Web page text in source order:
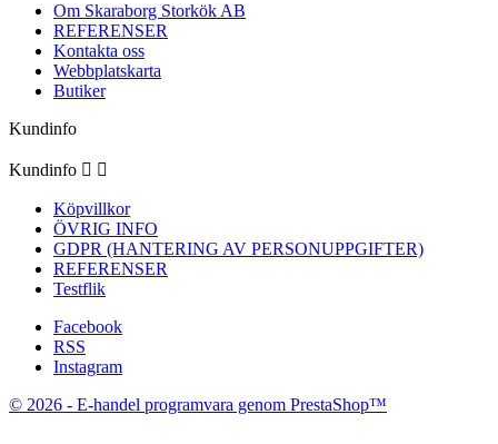
Om Skaraborg Storkök AB
REFERENSER
Kontakta oss
Webbplatskarta
Butiker
Kundinfo
Kundinfo  
Köpvillkor
ÖVRIG INFO
GDPR (HANTERING AV PERSONUPPGIFTER)
REFERENSER
Testflik
Facebook
RSS
Instagram
© 2026 - E-handel programvara genom PrestaShop™